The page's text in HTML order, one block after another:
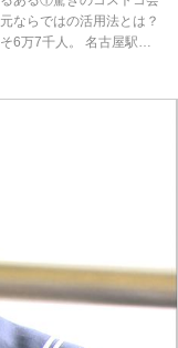
ならではの活用法とは？
6万7千人。 名古屋駅か
して知られています。
の「あらゆるサーチ」で
岐阜県羽島市の地元ある
してきました。 さっそ
島の一番の魅力を聞いて
「コストコ」と即答する
ん。 2016年にオープン
トコ 岐阜羽島倉庫店」
羽島インターチェンジを降
好立地にあり、今なお人
す！ 「僕らの近所の奥
にコストコを散歩して